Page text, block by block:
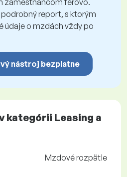
zamestnancom férovo.
report, s ktorým
údaje o mzdách vždy po
nástroj bezplatne
kategórii Leasing a
Mzdové rozpätie